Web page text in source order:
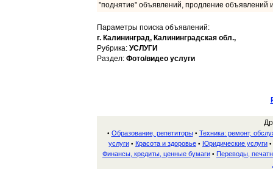
"поднятие" объявлений, продление объявлений
Параметры поиска объявлений:
г. Калининград, Калининградская обл.,
Рубрика: УСЛУГИ
Раздел: Фото/видео услуги
• Образование, репетиторы• Техника: ремонт,
услуги • Красота и здоровье • Юридические услуги •
Финансы, кредиты, ценные бумаги • Переводы,